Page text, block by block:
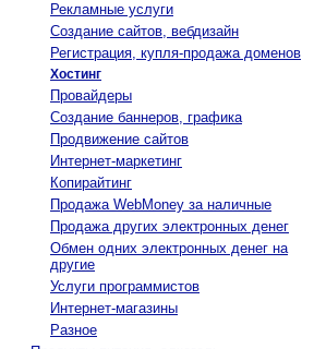
Рекламные услуги
Создание сайтов, вебдизайн
Регистрация, купля-продажа доменов
Хостинг
Провайдеры
Создание баннеров, графика
Продвижение сайтов
Интернет-маркетинг
Копирайтинг
Продажа WebMoney за наличные
Продажа других электронных денег
Обмен одних электронных денег на
другие
Услуги программистов
Интернет-магазины
Разное